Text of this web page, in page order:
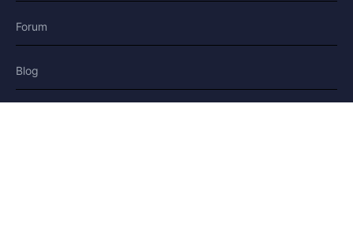
Forum
Blog